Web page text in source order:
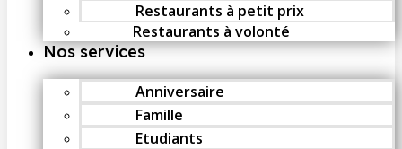
Restaurants à petit prix
Restaurants à volonté
Nos services
Anniversaire
Famille
Etudiants